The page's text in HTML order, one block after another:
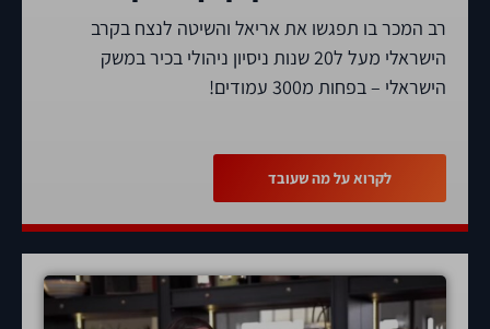
רב המכר בו תפגשו את אריאל והשיטה לנצח בקרב
הישראלי מעל ל20 שנות ניסיון ניהולי בכיר במשק
הישראלי – בפחות מ300 עמודים!
לקרוא על מה שעובד